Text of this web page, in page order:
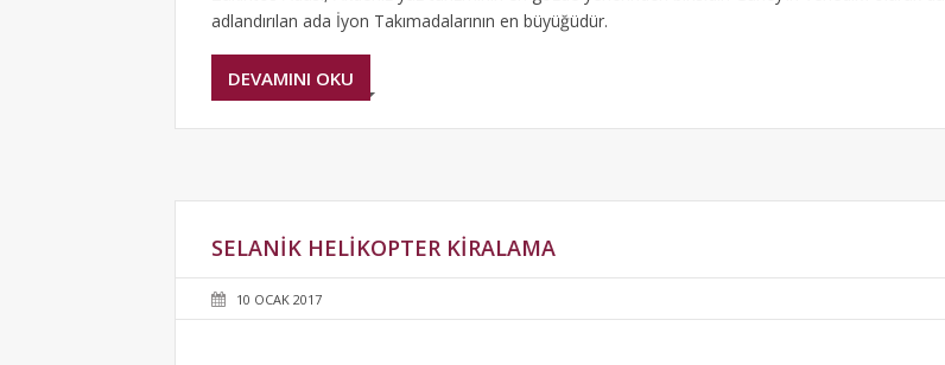
adlandırılan ada İyon Takımadalarının en büyüğüdür.
DEVAMINI OKU
SELANIK HELIKOPTER KIRALAMA
10 OCAK 2017